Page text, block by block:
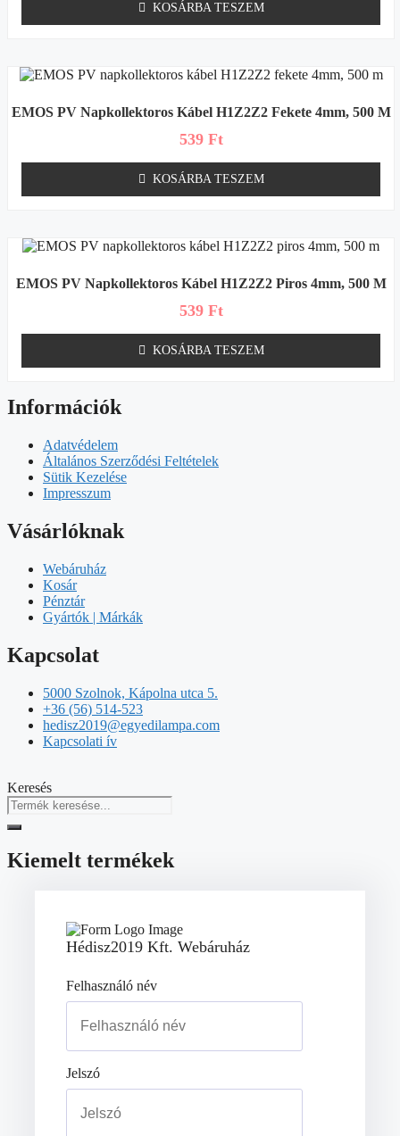
KOSÁRBA TESZEM
EMOS PV Napkollektoros Kábel H1Z2Z2 Fekete 4mm, 500 M
539 Ft
KOSÁRBA TESZEM
EMOS PV Napkollektoros Kábel H1Z2Z2 Piros 4mm, 500 M
539 Ft
KOSÁRBA TESZEM
Információk
Adatvédelem
Általános Szerződési Feltételek
Sütik Kezelése
Impresszum
Vásárlóknak
Webáruház
Kosár
Pénztár
Gyártók | Márkák
Kapcsolat
5000 Szolnok, Kápolna utca 5.
+36 (56) 514-523
hedisz2019@egyedilampa.com
Kapcsolati ív
Keresés
Kiemelt termékek
Hédisz2019 Kft. Webáruház
Felhasználó név
Jelszó